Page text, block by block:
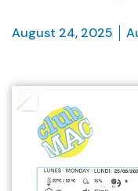
August 24, 2025